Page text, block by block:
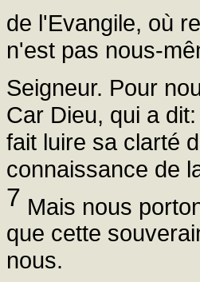
de l'Evangile, où
n'est pas nous-
Seigneur. Pour
Car Dieu, qui a
fait luire sa clarté
connaissance de
7 Mais nous
que cette
nous.